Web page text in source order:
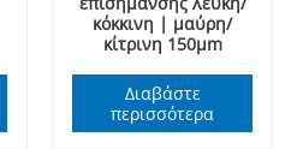
κόκκινη | μαύρη/
κίτρινη 150μm
Διαβάστε
περισσότερα